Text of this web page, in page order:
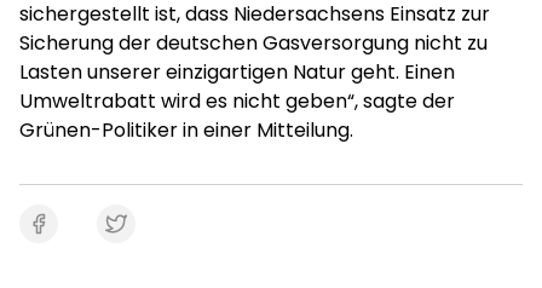
sichergestellt ist, dass Niedersachsens Einsatz zur
Sicherung der deutschen Gasversorgung nicht zu
Lasten unserer einzigartigen Natur geht. Einen
Umweltrabatt wird es nicht geben“, sagte der
Grünen-Politiker in einer Mitteilung.